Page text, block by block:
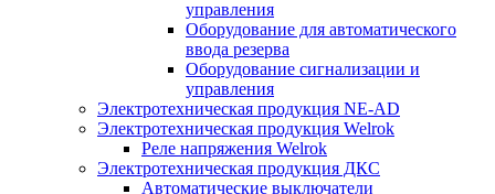
управления
Оборудование для автоматического
ввода резерва
Оборудование сигнализации и
управления
Электротехническая продукция NE-AD
Электротехническая продукция Welrok
Реле напряжения Welrok
Электротехническая продукция ДКС
Автоматические выключатели